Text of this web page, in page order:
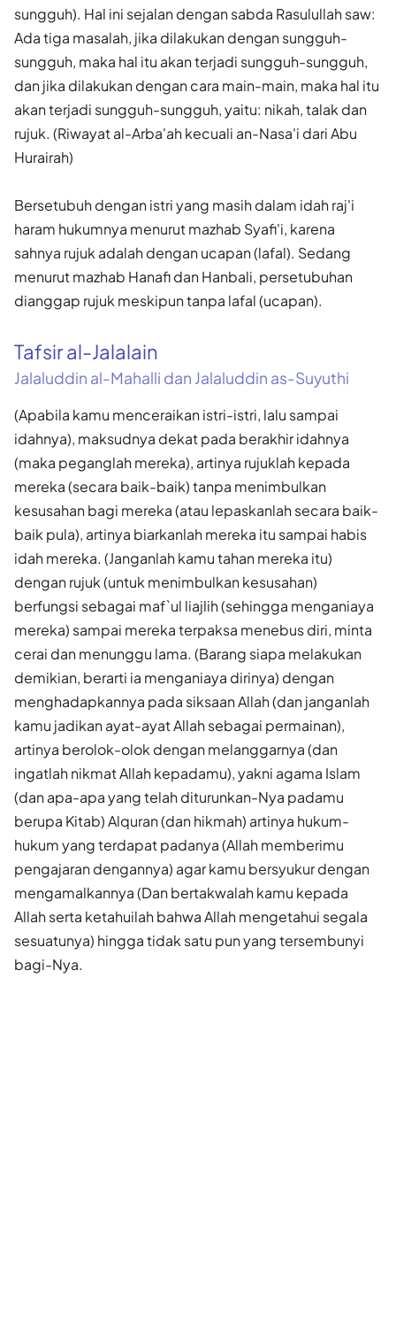
sungguh). Hal ini sejalan dengan sabda Rasulullah saw:
Ada tiga masalah, jika dilakukan dengan sungguh-
sungguh, maka hal itu akan terjadi sungguh-sungguh,
dan jika dilakukan dengan cara main-main, maka hal itu
akan terjadi sungguh-sungguh, yaitu: nikah, talak dan
rujuk. (Riwayat al-Arba'ah kecuali an-Nasa'i dari Abu
Hurairah)
Bersetubuh dengan istri yang masih dalam idah raj'i
haram hukumnya menurut mazhab Syafi'i, karena
sahnya rujuk adalah dengan ucapan (lafal). Sedang
menurut mazhab Hanafi dan Hanbali, persetubuhan
dianggap rujuk meskipun tanpa lafal (ucapan).
Tafsir al-Jalalain
Jalaluddin al-Mahalli dan Jalaluddin as-Suyuthi
(Apabila kamu menceraikan istri-istri, lalu sampai
idahnya), maksudnya dekat pada berakhir idahnya
(maka peganglah mereka), artinya rujuklah kepada
mereka (secara baik-baik) tanpa menimbulkan
kesusahan bagi mereka (atau lepaskanlah secara baik-
baik pula), artinya biarkanlah mereka itu sampai habis
idah mereka. (Janganlah kamu tahan mereka itu)
dengan rujuk (untuk menimbulkan kesusahan)
berfungsi sebagai maf`ul liajlih (sehingga menganiaya
mereka) sampai mereka terpaksa menebus diri, minta
cerai dan menunggu lama. (Barang siapa melakukan
demikian, berarti ia menganiaya dirinya) dengan
menghadapkannya pada siksaan Allah (dan janganlah
kamu jadikan ayat-ayat Allah sebagai permainan),
artinya berolok-olok dengan melanggarnya (dan
ingatlah nikmat Allah kepadamu), yakni agama Islam
(dan apa-apa yang telah diturunkan-Nya padamu
berupa Kitab) Alquran (dan hikmah) artinya hukum-
hukum yang terdapat padanya (Allah memberimu
pengajaran dengannya) agar kamu bersyukur dengan
mengamalkannya (Dan bertakwalah kamu kepada
Allah serta ketahuilah bahwa Allah mengetahui segala
sesuatunya) hingga tidak satu pun yang tersembunyi
bagi-Nya.